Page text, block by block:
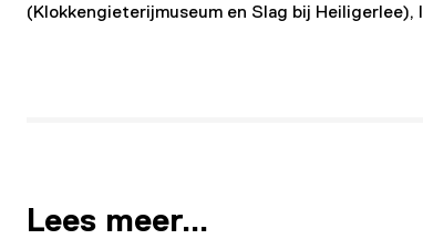
(Klokkengieterijmuseum en Slag bij
Lees meer…